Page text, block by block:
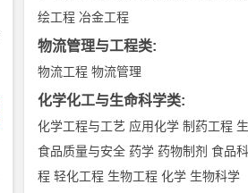
绘工程 冶金工程
物流管理与工程类:
物流工程 物流管理
化学化工与生命科学类:
化学工程与工艺 应用化学 制药工程
食品质量与安全 药学 药物制剂 食品
程 轻化工程 生物工程 化学 生物科学